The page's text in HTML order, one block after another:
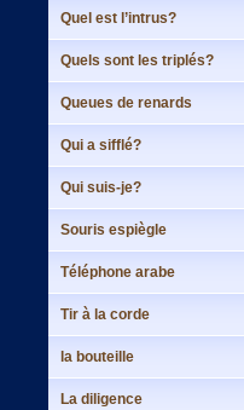
Quel est l’intrus?
Quels sont les triplés?
Queues de renards
Qui a sifflé?
Qui suis-je?
Souris espiègle
Téléphone arabe
Tir à la corde
la bouteille
La diligence